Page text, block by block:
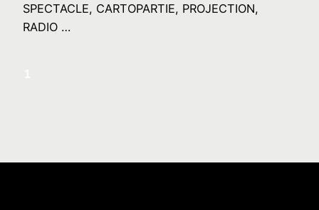
SPECTACLE, CARTOPARTIE, PROJECTION,
RADIO …